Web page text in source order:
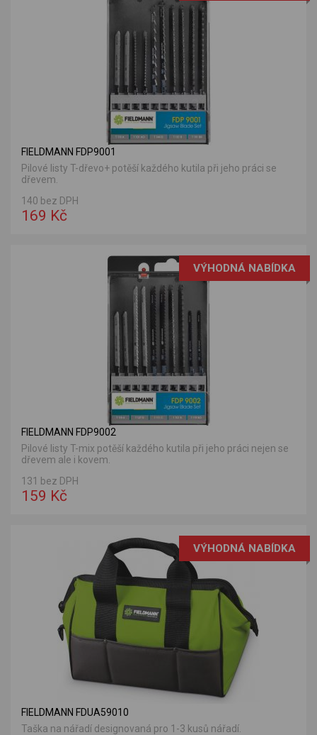
FIELDMANN FDP9001
Pilové listy T-dřevo+ potěší každého kutila při jeho práci se
dřevem.
140 bez DPH
169 Kč
VÝHODNÁ NABÍDKA
FIELDMANN FDP9002
Pilové listy T-mix potěší každého kutila při jeho práci nejen se
dřevem ale i kovem.
131 bez DPH
159 Kč
VÝHODNÁ NABÍDKA
FIELDMANN FDUA59010
Taška na nářadí designovaná pro 1-3 kusů nářadí.